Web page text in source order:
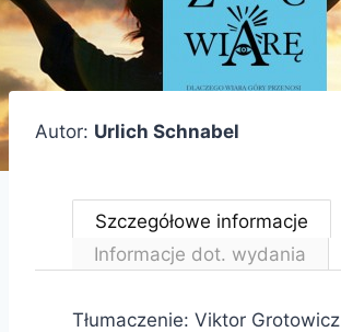
Autor: Urlich Schnabel
Szczegółowe informacje
Informacje dot. wydania
Tłumaczenie: Viktor Grotowicz